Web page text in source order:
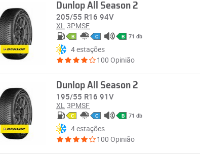
Dunlop All Season 2
205/55 R16 94V
XL 3PMSF
B C B 71 db
4 estações
100 Opinião
Dunlop All Season 2
195/55 R16 91V
XL 3PMSF
C C B 71 db
4 estações
100 Opinião